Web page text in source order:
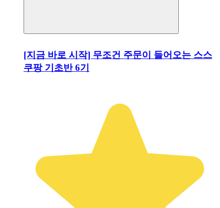
[지금 바로 시작] 무조건 주문이 들어오는 스스
쿠팡 기초반 6기